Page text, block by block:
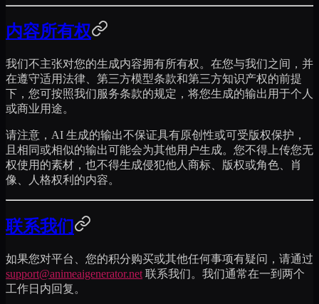
内容所有权
我们不主张对您的生成内容拥有所有权。在您与我们之间，并
在遵守适用法律、第三方模型条款和第三方知识产权的前提
下，您可按照我们服务条款的规定，将您生成的输出用于个人
或商业用途。
请注意，AI 生成的输出不保证具有原创性或可受版权保护，
且相同或相似的输出可能会为其他用户生成。您不得上传您无
权使用的素材，也不得生成侵犯他人商标、版权或角色、肖
像、人格权利的内容。
联系我们
如果您对平台、您的积分购买或其他任何事项有疑问，请通过
support@animeaigenerator.net 联系我们。我们通常在一到两个
工作日内回复。